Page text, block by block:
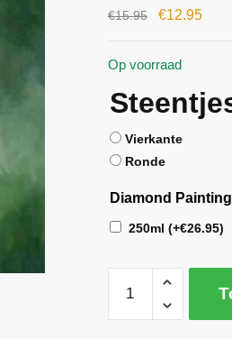
€15.95 €12.95
Op voorraad
Vierkante
Ronde
Diamond
250ml (+€26.95)